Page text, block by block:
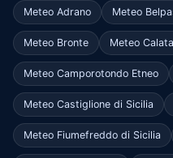
Meteo Adrano Meteo
Meteo Bronte Meteo
Meteo Camporotondo Etneo
Meteo Castiglione di Sicilia
Meteo Fiumefreddo di Sicilia